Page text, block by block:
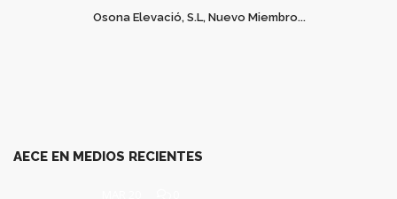
Osona Elevació, S.L, Nuevo Miembro...
AECE EN MEDIOS RECIENTES